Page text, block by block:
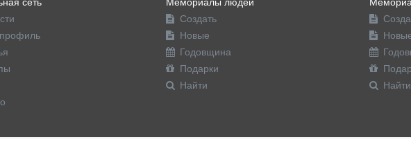
Создать
Новые
Годовщина
Подарки
Найти
Найти